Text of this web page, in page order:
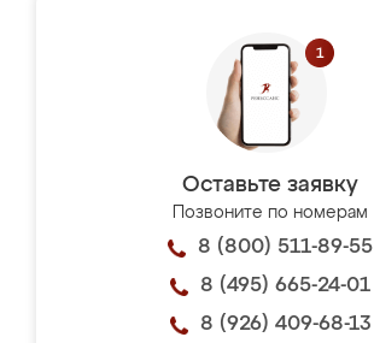
Оставьте заявку
Позвоните по номерам
8 (800) 511-89-55
8 (495) 665-24-01
8 (926) 409-68-13